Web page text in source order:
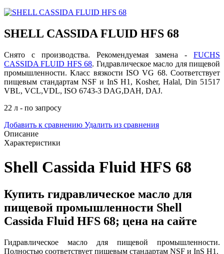
SHELL CASSIDA FLUID HFS 68
Снято с производства. Рекомендуемая замена - FUCHS
CASSIDA FLUID HFS 68. Гидравлическое масло для пищевой
промышленности. Класс вязкости ISO VG 68. Соответствует
пищевым стандартам NSF и InS H1, Kosher, Halal, Din 51517
VBL, VCL,VDL, ISO 6743-3 DAG,DAH, DAJ.
22 л - по запросу
Добавить к сравнению Удалить из сравнения
Описание
Характеристики
Shell Cassida Fluid HFS 68
Купить гидравлическое масло для
пищевой промышленности Shell
Cassida Fluid HFS 68; цена на сайте
Гидравлическое масло для пищевой промышленности.
Полностью соответствует пищевым стандартам NSF и InS H1.